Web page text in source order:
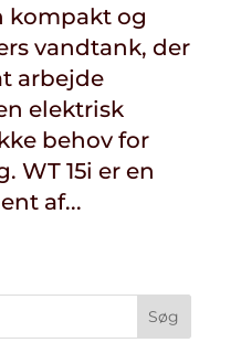
kompakt og
vandtank, der
arbejde
elektrisk
behov for
WT 15i er en
af...